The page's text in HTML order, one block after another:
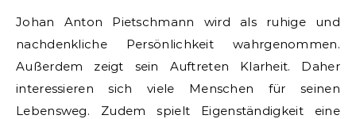
Johan Anton Pietschmann wird als ruhige und
nachdenkliche Persönlichkeit wahrgenommen.
Außerdem zeigt sein Auftreten Klarheit. Daher
interessieren sich viele Menschen für seinen
Lebensweg. Zudem spielt Eigenständigkeit eine